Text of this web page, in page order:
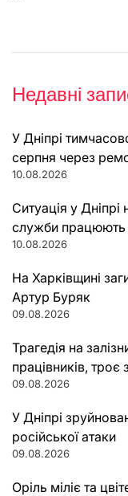
Недавні
У Дніпрі
серпня через
10.08.2026
Ситуація у Дніпрі
служби працюють
10.08.2026
На Харківщині
Артур Буряк
09.08.2026
Трагедія на
працівників,
09.08.2026
У Дніпрі
російської атаки
09.08.2026
Оріль міліє та